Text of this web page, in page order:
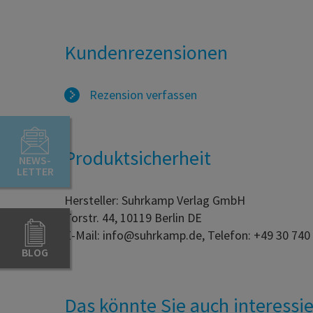
NEWS-
LETTER
BLOG
Kundenrezensionen
Rezension verfassen
Produktsicherheit
Hersteller: Suhrkamp Verlag GmbH
Torstr. 44, 10119 Berlin DE
E-Mail: info@suhrkamp.de, Telefon: +49 30 740
Das könnte Sie auch